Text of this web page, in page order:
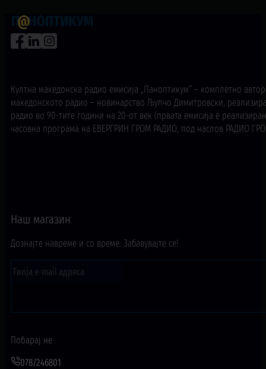
Култна македонска радио емисија „Паноптикум“ – комплетно
македонското радио – новинарство Љупчо Димитровски,
радио во 90-тите години на 20-от век (првата емисија е
часовна програма на ЕВЕРГРИН ГРОМ РАДИО, под наслов РАДИО
Наш магазин
Дознајте навреме и со време. Забавувајте се!
Побарај не
078/246801